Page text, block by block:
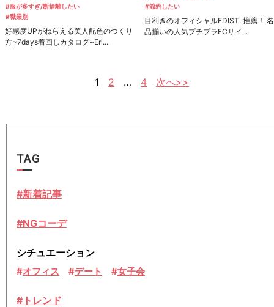
#服が多すぎ/断捨離したい
#職業別
好感度UPがねらえる美人配色のつくり
方~7days着回しカタログ~Eri...
#節約したい
目利きのオフィシャルEDIST. 推薦！ 名
品揃いの人気プチプラECサイ...
1 2 … 4 次へ>>
TAG
#新着記事
#NGコーデ
シチュエーション
オフィス デート 女子会
#トレンド